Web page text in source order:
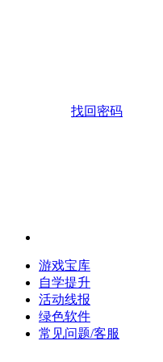
找回密码
游戏宝库
自学提升
活动线报
绿色软件
常见问题/客服